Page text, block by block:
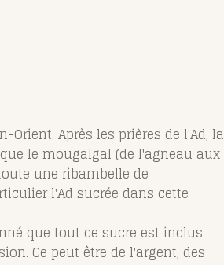
Après les prières de l'Ad, la
le mougalgal (de l'agneau aux
une ribambelle de
l'Ad sucrée dans cette
que tout ce sucre est inclus
Ce peut être de l'argent, des